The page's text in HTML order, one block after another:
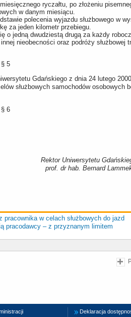
ryczałtu, po złożeniu
w danym miesiącu.
polecenia wyjazdu służbowego w
za jeden kilometr przebiegu.
o jedną dwudziestą drugą za każdy
nieobecności oraz podróży służbowej
§ 5
Gdańskiego z dnia 24 lutego
służbowych samochodów osobowych
§ 6
Rektor Uniwersytetu
prof. dr hab. Bernard
w celach służbowych do jazd
pracodawcy – z przyznanym limitem
Deklaracja